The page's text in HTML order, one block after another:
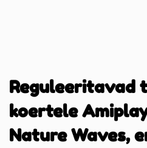
Reguleeritavad
koertele
Nature Waves,